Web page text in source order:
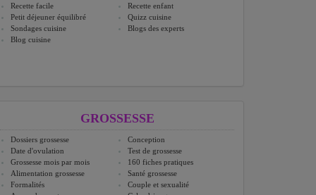
Recette facile
Recette enfant
Petit déjeuner équilibré
Quizz cuisine
Sondages cuisine
Blogs des experts
Blog cuisine
GROSSESSE
Dossiers grossesse
Conception
Date d'ovulation
Test de grossesse
Grossesse mois par mois
160 fiches pratiques
Alimentation grossesse
Santé grossesse
Formalités
Couple et sexualité